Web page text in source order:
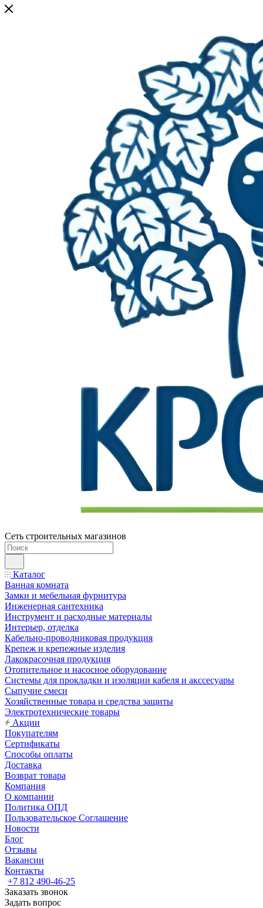
Сеть строительных магазинов
Каталог
Ванная комната
Замки и мебельная фурнитура
Инженерная сантехника
Инструмент и расходные материалы
Интерьер, отделка
Кабельно-проводниковая продукция
Крепеж и крепежные изделия
Лакокрасочная продукция
Отопительное и насосное оборудование
Системы для прокладки и изоляции кабеля и акссесуары
Сыпучие смеси
Хозяйственные товара и средства защиты
Электротехнические товары
Акции
Покупателям
Сертификаты
Способы оплаты
Доставка
Возврат товара
Компания
О компании
Политика ОПД
Пользовательское Соглашение
Новости
Блог
Отзывы
Вакансии
Контакты
+7 812 490-46-25
Заказать звонок
Задать вопрос